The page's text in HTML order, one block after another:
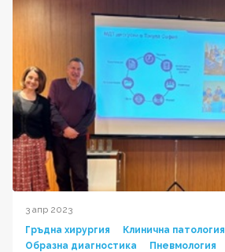
3 апр 2023
Гръдна хирургия
Клинична патология
Образна диагностика
Пневмология